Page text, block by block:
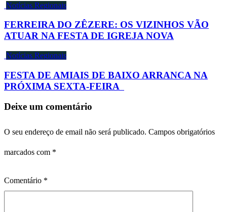
Notícias Regionais
FERREIRA DO ZÊZERE: OS VIZINHOS VÃO
ATUAR NA FESTA DE IGREJA NOVA
Notícias Regionais
FESTA DE AMIAIS DE BAIXO ARRANCA NA
PRÓXIMA SEXTA-FEIRA
Deixe um comentário
O seu endereço de email não será publicado. Campos obrigatórios
marcados com *
Comentário *